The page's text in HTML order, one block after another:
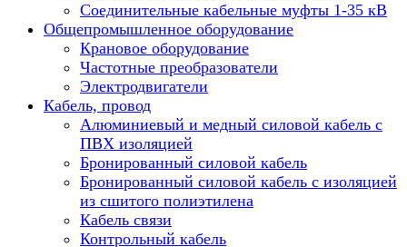
Соединительные кабельные муфты 1-35 кВ
Общепромышленное оборудование
Крановое оборудование
Частотные преобразователи
Электродвигатели
Кабель, провод
Алюминиевый и медный силовой кабель с
ПВХ изоляцией
Бронированный силовой кабель
Бронированный силовой кабель с изоляцией
из сшитого полиэтилена
Кабель связи
Контрольный кабель